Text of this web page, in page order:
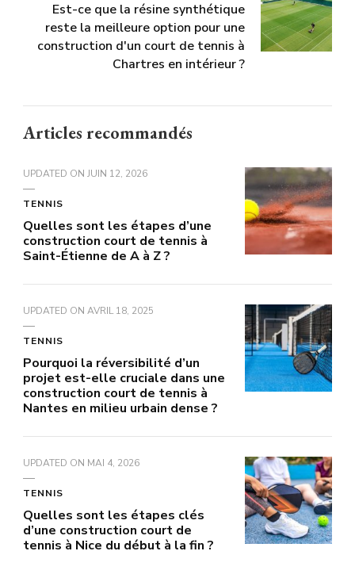
Est-ce que la résine synthétique
reste la meilleure option pour une
construction d'un court de tennis à
Chartres en intérieur ?
Articles recommandés
UPDATED ON JUIN 12, 2026
TENNIS
Quelles sont les étapes d’une
construction court de tennis à
Saint-Étienne de A à Z ?
UPDATED ON AVRIL 18, 2025
TENNIS
Pourquoi la réversibilité d’un
projet est-elle cruciale dans une
construction court de tennis à
Nantes en milieu urbain dense ?
UPDATED ON MAI 4, 2026
TENNIS
Quelles sont les étapes clés
d’une construction court de
tennis à Nice du début à la fin ?